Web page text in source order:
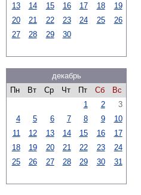
13
14 15 16 17 18
19
20
21 22 23 24 25
26
27
28 29 30
декабрь
Пн
Вт Ср Чт Пт Сб
Вс
1
2
3
4
5 6 7 8 9
10
11
12 13 14 15 16
17
18
19 20 21 22 23
24
25
26 27 28 29 30 31